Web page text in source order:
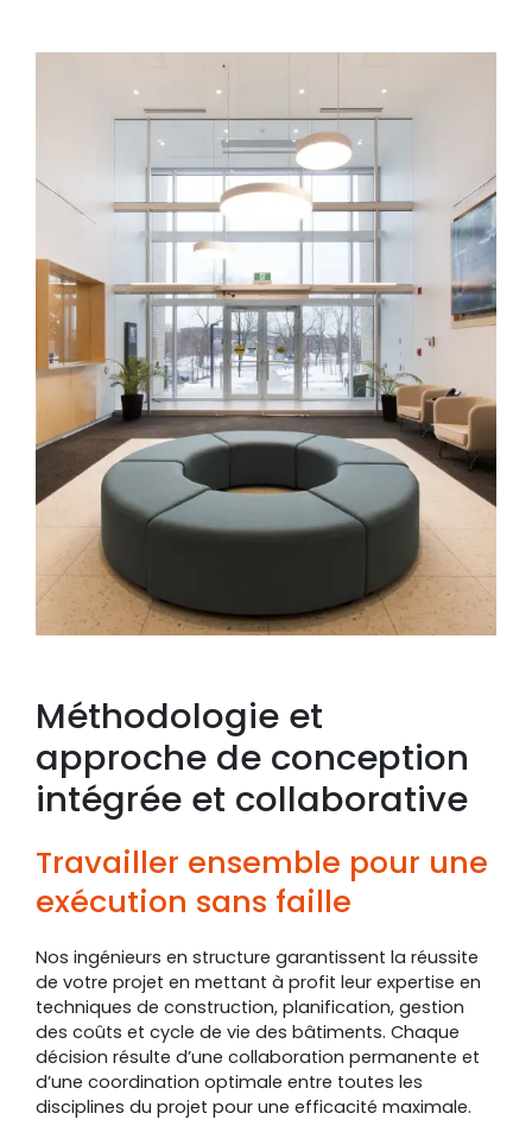
Méthodologie et
approche de conception
intégrée et collaborative
Travailler ensemble pour une
exécution sans faille
Nos ingénieurs en structure garantissent la réussite
de votre projet en mettant à profit leur expertise en
techniques de construction, planification, gestion
des coûts et cycle de vie des bâtiments. Chaque
décision résulte d’une collaboration permanente et
d’une coordination optimale entre toutes les
disciplines du projet pour une efficacité maximale.